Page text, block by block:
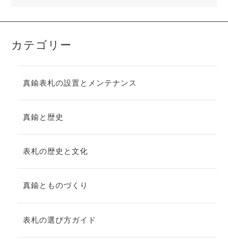
カテゴリー
真鍮表札の設置とメンテナンス
真鍮と歴史
表札の歴史と文化
真鍮とものづくり
表札の選び方ガイド